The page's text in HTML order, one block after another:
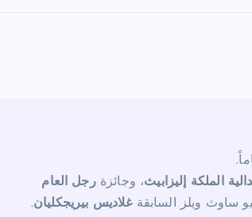
الملكة إليزابيث، وجائزةرجل العام
ساوث ويلز السابقةغلاديس بيريجكليان.